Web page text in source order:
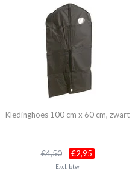
Kledinghoes 100 cm x 60 cm, zwart
€4,50 €2,95
Excl. btw